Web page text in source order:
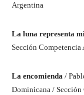
Argentina
La luna representa
Sección Competencia
La encomienda /
Dominicana /